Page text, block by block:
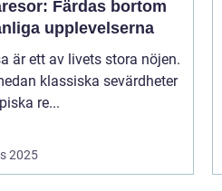
Färdas bortom
upplevelserna
är ett av livets stora nöjen.
klassiska sevärdheter
re...
2025